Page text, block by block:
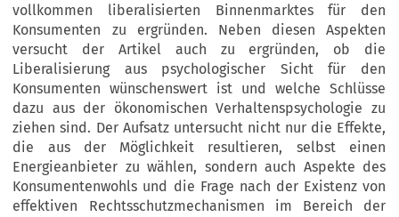
vollkommen liberalisierten Binnenmarktes für den
Konsumenten zu ergründen. Neben diesen Aspekten
versucht der Artikel auch zu ergründen, ob die
Liberalisierung aus psychologischer Sicht für den
Konsumenten wünschenswert ist und welche Schlüsse
dazu aus der ökonomischen Verhaltenspsychologie zu
ziehen sind. Der Aufsatz untersucht nicht nur die Effekte,
die aus der Möglichkeit resultieren, selbst einen
Energieanbieter zu wählen, sondern auch Aspekte des
Konsumentenwohls und die Frage nach der Existenz von
effektiven Rechtsschutzmechanismen im Bereich der